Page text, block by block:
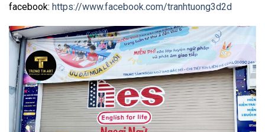
facebook: https://www.facebook.com/tranhtuong3d2d